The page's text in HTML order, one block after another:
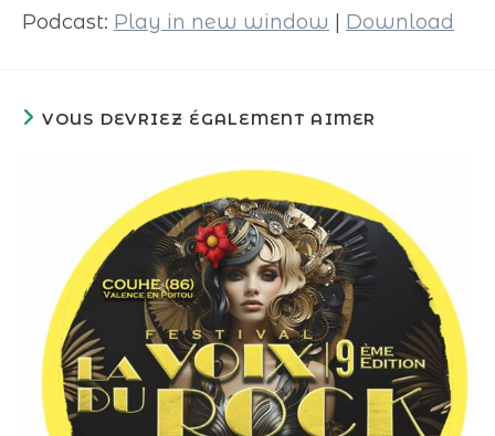
Podcast: Play in new window | Download
VOUS DEVRIEZ ÉGALEMENT AIMER